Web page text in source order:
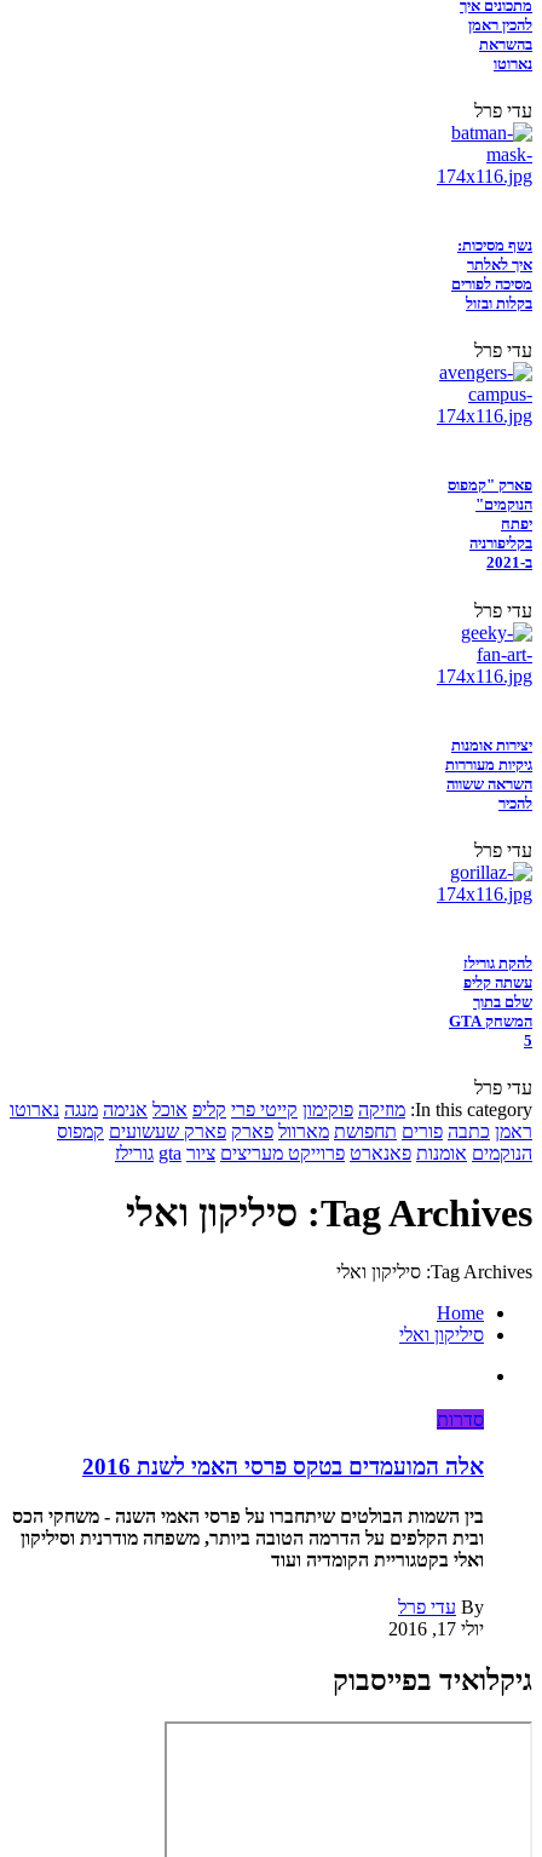
מתכונים איך
להכין ראמן
בהשראת
נארוטו
עדי פרל
נשף מסיכות:
איך לאלתר
מסיכה לפורים
בקלות ובזול
עדי פרל
פארק "קמפוס
הנוקמים"
יפתח
בקליפורניה
ב-2021
עדי פרל
יצירות אומנות
גיקיות מעוררות
השראה ששווה
להכיר
עדי פרל
להקת גורילז
עשתה קליפ
שלם בתוך
המשחק GTA
5
עדי פרל
In this category: מוזיקה פוקימון קייטי פרי קליפ אוכל אנימה מנגה נארוטו
ראמן כתבה פורים תחפושת מארוול פארק פארק שעשועים קמפוס
הנוקמים אומנות פאנארט פרוייקט מעריצים ציור gta גורילז
Tag Archives: סיליקון ואלי
Tag Archives: סיליקון ואלי
Home
סיליקון ואלי
סדרות
אלה המועמדים בטקס פרסי האמי לשנת 2016
בין השמות הבולטים שיתחברו על פרסי האמי השנה - משחקי הכס
ובית הקלפים על הדרמה הטובה ביותר, משפחה מודרנית וסיליקון
ואלי בקטגוריית הקומדיה ועוד
By עדי פרל
יולי 17, 2016
גיקלואיד בפייסבוק